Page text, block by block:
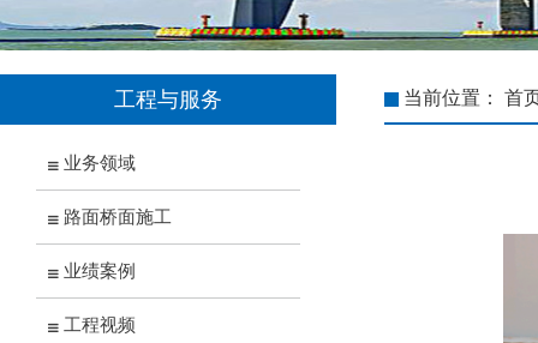
工程与服务
业务领域
路面桥面施工
业绩案例
工程视频
当前位置： 首